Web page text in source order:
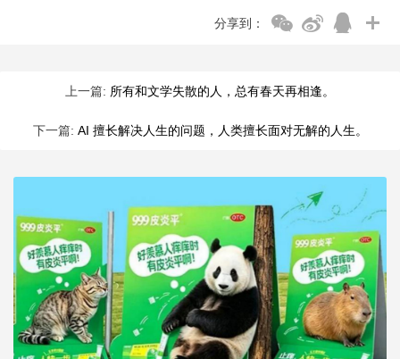
分享到：
上一篇: 所有和文学失散的人，总有春天再相逢。
下一篇: AI 擅长解决人生的问题，人类擅长面对无解的人生。